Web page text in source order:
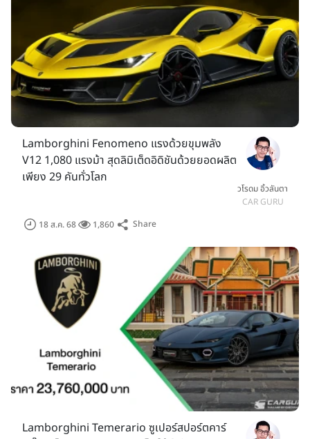
Lamborghini Fenomeno แรงด้วยขุมพลัง
V12 1,080 แรงม้า สุดลิมิเต็ดอิดิชันด้วยยอดผลิต
เพียง 29 คันทั่วโลก
วโรดม อิ้วลันตา
CAR GURU
18 ส.ค. 68
1,860 Share
Lamborghini Temerario ซูเปอร์สปอร์ตคาร์